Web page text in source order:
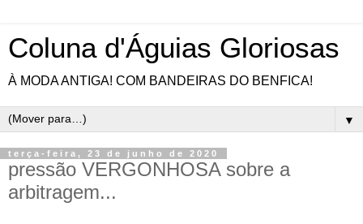
Coluna d'Águias Gloriosas
À MODA ANTIGA! COM BANDEIRAS DO BENFICA!
▼
terça-feira, 23 de junho de 2020
pressão VERGONHOSA sobre a
arbitragem...